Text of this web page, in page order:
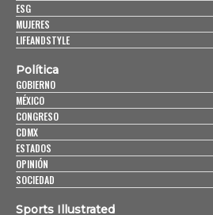
ESG
MUJERES
LIFEANDSTYLE
Política
GOBIERNO
MÉXICO
CONGRESO
CDMX
ESTADOS
OPINIÓN
SOCIEDAD
Sports Illustrated